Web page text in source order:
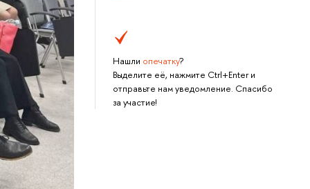
Нашли опечатку?
Выделите её, нажмите Ctrl+Enter и
отправьте нам уведомление. Спасибо
за участие!